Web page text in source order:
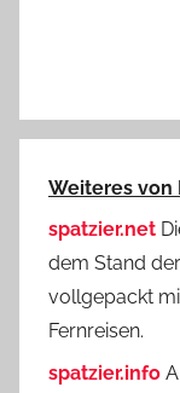
Weiteres von
spatzier.net
dem Stand
vollgepackt
Fernreisen.
spatzier.info